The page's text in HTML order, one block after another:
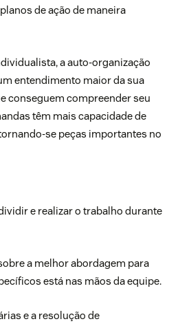
de ação de maneira
a auto-organização
entendimento maior da sua
conseguem compreender seu
têm mais capacidade de
se peças importantes no
e realizar o trabalho durante
a melhor abordagem para
está nas mãos da equipe.
e a resolução de